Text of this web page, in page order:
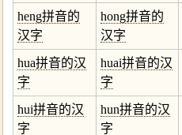
heng拼音的
汉字
hong拼音的
汉字
hua拼音的汉
字
huai拼音的汉
字
hui拼音的汉
字
hun拼音的汉
字